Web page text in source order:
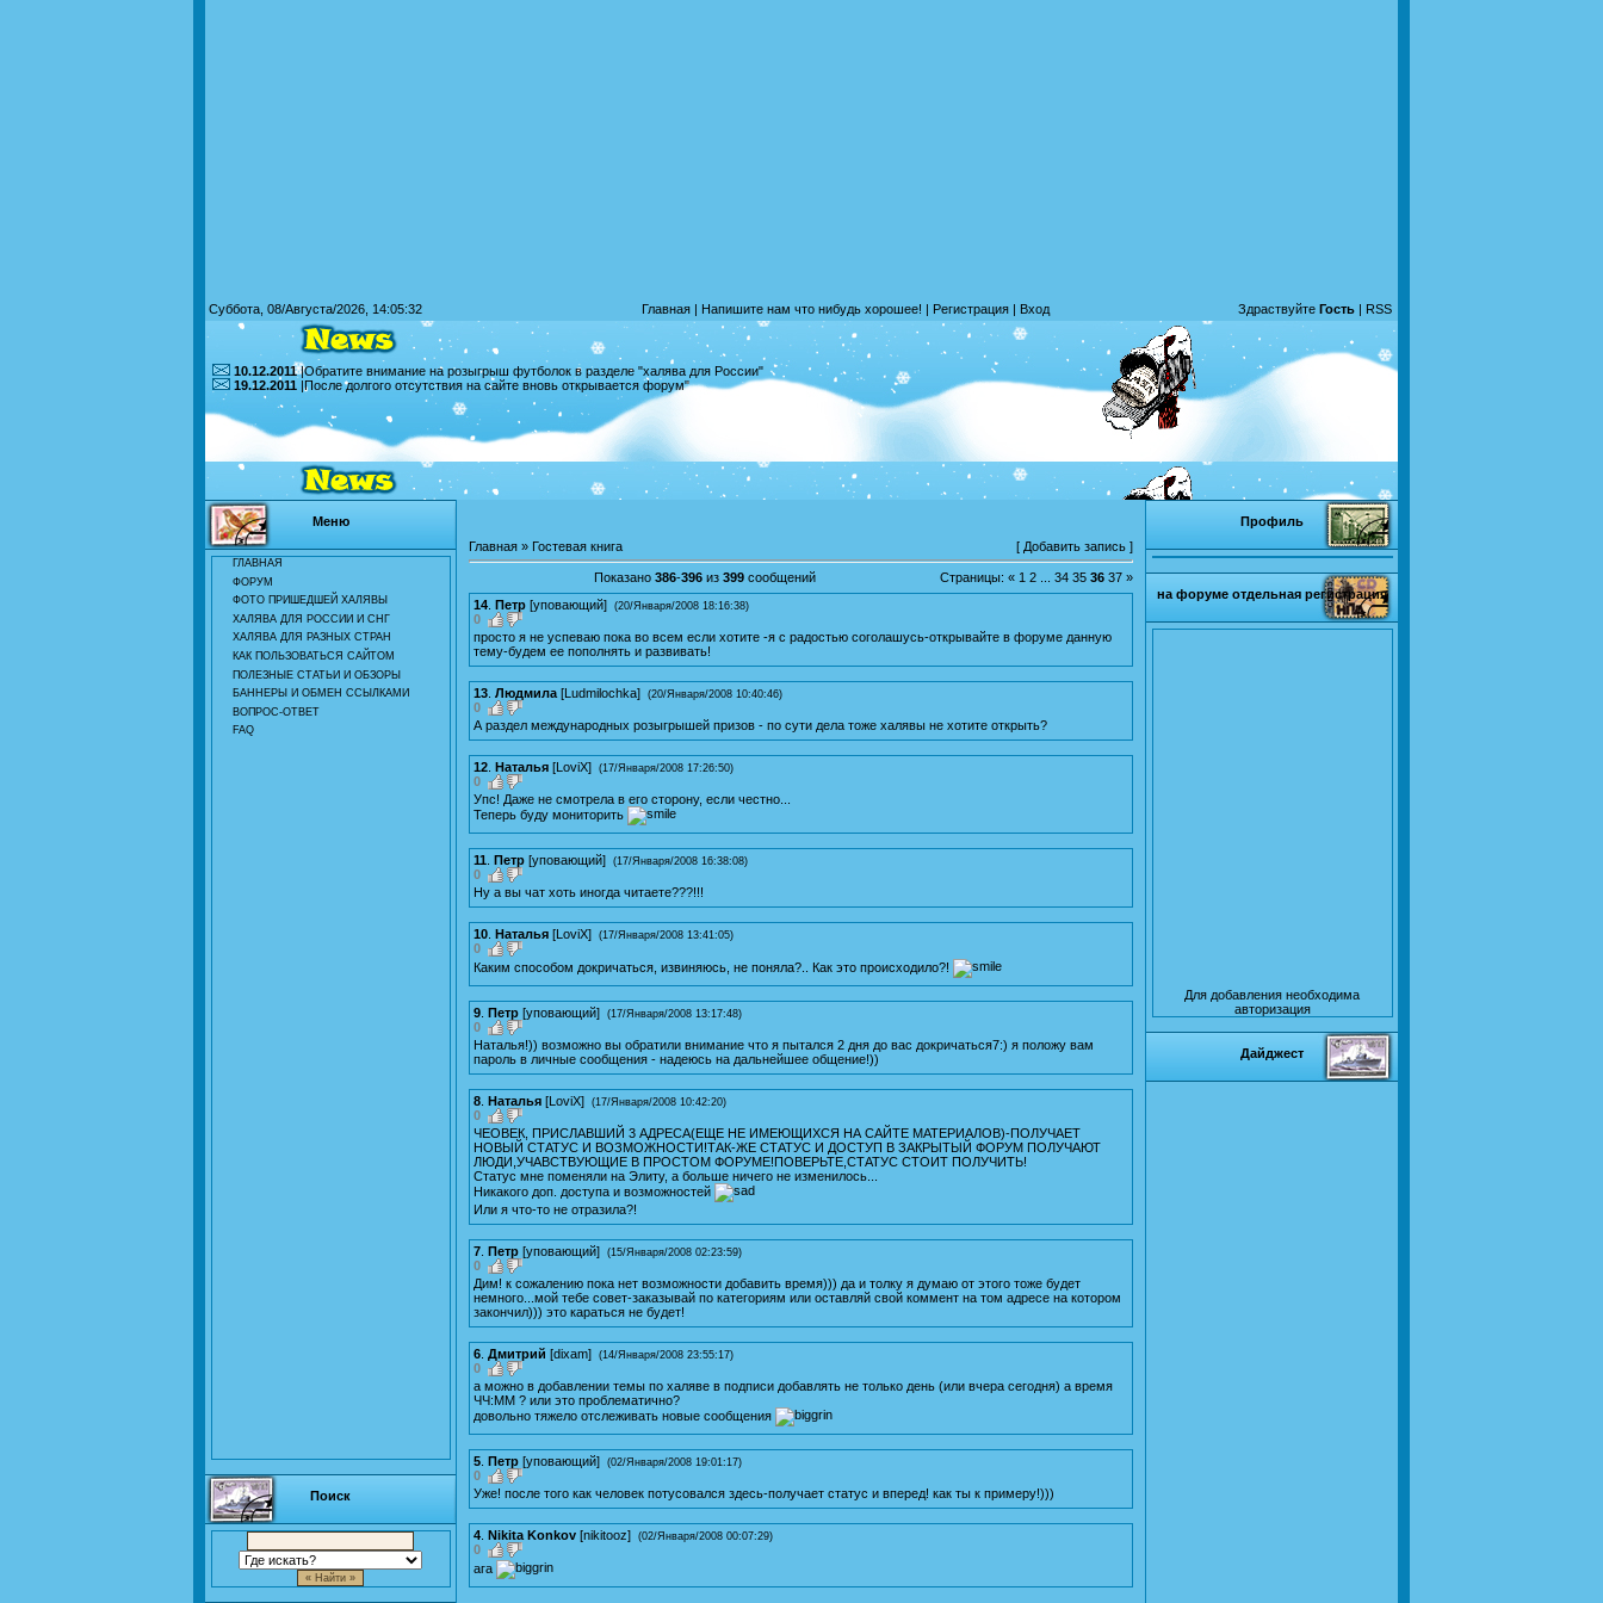
Суббота, 08/Августа/2026, 14:05:32 Главная| Напишите нам что нибудь хорошее! | Регистрация| Вход Здраствуйте Гость | RSS
10.12.2011|Обратите внимание на розыгрыш футболок в разделе "халява для России"
19.12.2011 |После долгого отсутствия на сайте вновь открывается форум"
Меню
ГЛАВНАЯ
ФОРУМ
ФОТО ПРИШЕДШЕЙ ХАЛЯВЫ
ХАЛЯВА ДЛЯ РОССИИ И СНГ
ХАЛЯВА ДЛЯ РАЗНЫХ СТРАН
КАК ПОЛЬЗОВАТЬСЯ САЙТОМ
ПОЛЕЗНЫЕ СТАТЬИ И ОБЗОРЫ
БАННЕРЫ И ОБМЕН ССЫЛКАМИ
ВОПРОС-ОТВЕТ
FAQ
Поиск
Главная » Гостевая книга [ Добавить запись ]
Страницы: « 1 2 34 35 36 37 »
Показано 386-396из 399сообщений
14 Петр [уповающий] (20/Января/2008 18:16:38)
0
просто я не успеваю пока во всем если хотите -я с радостью соголашусь-открывайте в форуме данную
тему-будем ее пополнять и развивать!
13 Людмила [Ludmilochka] (20/Января/2008 10:40:46)
0
А раздел международных розыгрышей призов - по сути дела тоже халявы не хотите открыть?
12 Наталья [LoviX] (17/Января/2008 17:26:50)
0
Упс! Даже не смотрела в его сторону, если честно...
Теперь буду мониторить
11 Петр [уповающий] (17/Января/2008 16:38:08)
0
Ну а вы чат хоть иногда читаете???!!!
10 Наталья [LoviX] (17/Января/2008 13:41:05)
0
Каким способом докричаться, извиняюсь, не поняла?.. Как это происходило?!
9 Петр [уповающий] (17/Января/2008 13:17:48)
0
Наталья!)) возможно вы обратили внимание что я пытался 2 дня до вас докричаться7:) я положу вам
пароль в личные сообщения - надеюсь на дальнейшее общение!))
8 Наталья [LoviX] (17/Января/2008 10:42:20)
0
ЧЕОВЕК, ПРИСЛАВШИЙ 3 АДРЕСА(ЕЩЕ НЕ ИМЕЮЩИХСЯ НА САЙТЕ МАТЕРИАЛОВ)-ПОЛУЧАЕТ
НОВЫЙ СТАТУС И ВОЗМОЖНОСТИ!ТАК-ЖЕ СТАТУС И ДОСТУП В ЗАКРЫТЫЙ ФОРУМ ПОЛУЧАЮТ
ЛЮДИ,УЧАВСТВУЮЩИЕ В ПРОСТОМ ФОРУМЕ!ПОВЕРЬТЕ,СТАТУС СТОИТ ПОЛУЧИТЬ!
Статус мне поменяли на Элиту, а больше ничего не изменилось...
Никакого доп. доступа и возможностей
Или я что-то не отразила?!
7 Петр [уповающий] (15/Января/2008 02:23:59)
0
Дим! к сожалению пока нет возможности добавить время))) да и толку я думаю от этого тоже будет
немного...мой тебе совет-заказывай по категориям или оставляй свой коммент на том адресе на котором
закончил))) это караться не будет!
6 Дмитрий [dixam] (14/Января/2008 23:55:17)
0
а можно в добавлении темы по халяве в подписи добавлять не только день (или вчера сегодня) а время
ЧЧ:ММ ? или это проблематично?
довольно тяжело отслеживать новые сообщения
5 Петр [уповающий] (02/Января/2008 19:01:17)
0
Уже! после того как человек потусовался здесь-получает статус и вперед! как ты к примеру!)))
4 Nikita Konkov [nikitooz] (02/Января/2008 00:07:29)
0
ага
Профиль
на форуме отдельная регистрация
Для добавления необходима
авторизация
Дайджест